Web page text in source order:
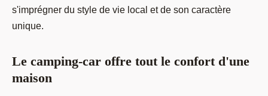
s'imprégner du style de vie local et de son caractère
unique.
Le camping-car offre tout le confort d'une
maison